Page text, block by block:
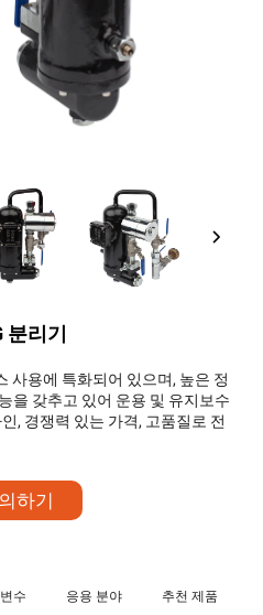
분리기
사용에 특화되어 있으며, 높은 정
을 갖추고 있어 운용 및 유지보수
, 경쟁력 있는 가격, 고품질로 전
하기
수 응용 분야 추천 제품